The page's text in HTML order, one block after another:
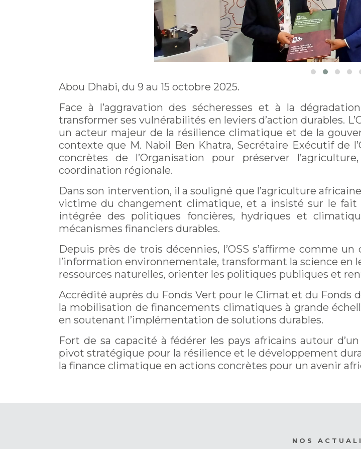
Abou Dhabi, du 9 au 15 octobre 2025.
Face à l’aggravation des sécheresses et à la
transformer ses vulnérabilités en leviers d’action durables.
un acteur majeur de la résilience climatique et de la
contexte que M. Nabil Ben Khatra, Secrétaire Exécutif de
concrètes de l’Organisation pour préserver
coordination régionale.
Dans son intervention, il a souligné que l’agriculture
victime du changement climatique, et a insisté sur le fait
intégrée des politiques foncières, hydriques et
mécanismes financiers durables.
Depuis près de trois décennies, l’OSS s’affirme comme
l’information environnementale, transformant la science en
ressources naturelles, orienter les politiques publiques et
Accrédité auprès du Fonds Vert pour le Climat et du Fonds
la mobilisation de financements climatiques à grande
en soutenant l’implémentation de solutions durables.
Fort de sa capacité à fédérer les pays africains autour
pivot stratégique pour la résilience et le développement
la finance climatique en actions concrètes pour un avenir
NOS